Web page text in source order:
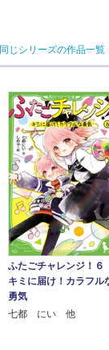
同じシリーズの作品一覧
ふたごチャレンジ！６
キミに届け！カラフル
勇気
七都 にい 他